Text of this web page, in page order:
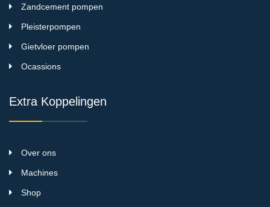
Zandcement pompen
Pleisterpompen
Gietvloer pompen
Ocassions
Extra Koppelingen
Over ons
Machines
Shop